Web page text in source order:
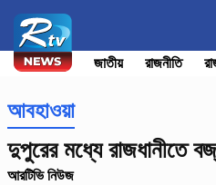
জাতীয় রাজনীতি
আবহাওয়া
দুপুরের মধ্যে রাজধানীতে
আরটিভি নিউজ